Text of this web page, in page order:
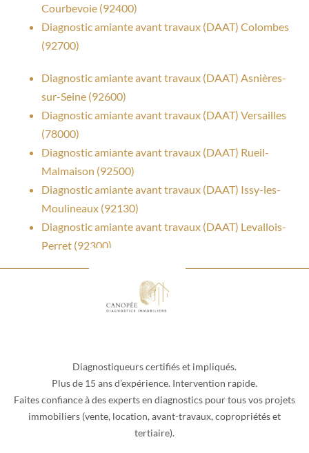
Courbevoie (92400)
Diagnostic amiante avant travaux (DAAT) Colombes
(92700)
Diagnostic amiante avant travaux (DAAT) Asnières-
sur-Seine (92600)
Diagnostic amiante avant travaux (DAAT) Versailles
(78000)
Diagnostic amiante avant travaux (DAAT) Rueil-
Malmaison (92500)
Diagnostic amiante avant travaux (DAAT) Issy-les-
Moulineaux (92130)
Diagnostic amiante avant travaux (DAAT) Levallois-
Perret (92300)
Diagnostiqueurs certifiés et impliqués.
Plus de 15 ans d’expérience. Intervention rapide.
Faites confiance à des experts en diagnostics pour tous vos projets
immobiliers (vente, location, avant-travaux, copropriétés et
tertiaire).